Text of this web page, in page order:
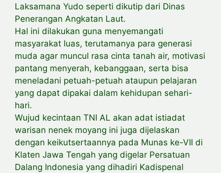
Laksamana Yudo seperti dikutip dari Dinas
Penerangan Angkatan Laut.
Hal ini dilakukan guna menyemangati
masyarakat luas, terutamanya para generasi
muda agar muncul rasa cinta tanah air, motivasi
pantang menyerah, kebanggaan, serta bisa
meneladani petuah-petuah ataupun pelajaran
yang dapat dipakai dalam kehidupan sehari-
hari.
Wujud kecintaan TNI AL akan adat istiadat
warisan nenek moyang ini juga dijelaskan
dengan keikutsertaannya pada Munas ke-VII di
Klaten Jawa Tengah yang digelar Persatuan
Dalang Indonesia yang dihadiri Kadispenal